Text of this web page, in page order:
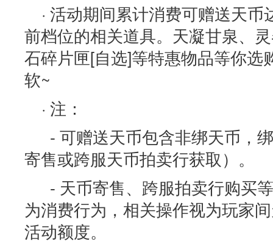
· 活动期间累计消费可赠送天
前档位的相关道具。天凝甘泉、
石碎片匣[自选]等特惠物品等你选
软~
· 注：
- 可赠送天币包含非绑天币，
寄售或跨服天币拍卖行获取）。
- 天币寄售、跨服拍卖行购买
为消费行为，相关操作视为玩家
活动额度。